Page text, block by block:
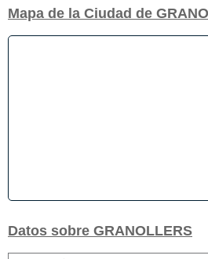
Mapa de la Ciudad de
Datos sobre GRANOLLERS